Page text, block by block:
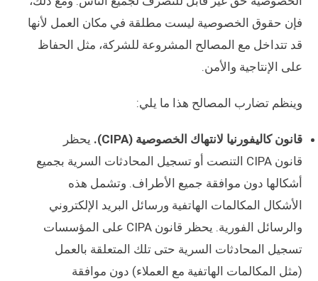
فإن حقوق الخصوصية ليست مطلقة في مكان العمل لأنها
قد تتداخل مع المصالح المشروعة للشركة، مثل الحفاظ
على الإنتاجية والأمن.
وينظم تضارب المصالح هذا ما يلي:
قانون كاليفورنيا لانتهاك الخصوصية (CIPA).
يحظر
قانون CIPA التنصت أو تسجيل المحادثات السرية بجميع
أشكالها دون موافقة جميع الأطراف. وتشمل هذه
الأشكال المكالمات الهاتفية ورسائل البريد الإلكتروني
والرسائل الفورية. يحظر قانون CIPA على المؤسسات
تسجيل المحادثات السرية حتى تلك المتعلقة بالعمل
(مثل المكالمات الهاتفية مع العملاء) دون موافقة